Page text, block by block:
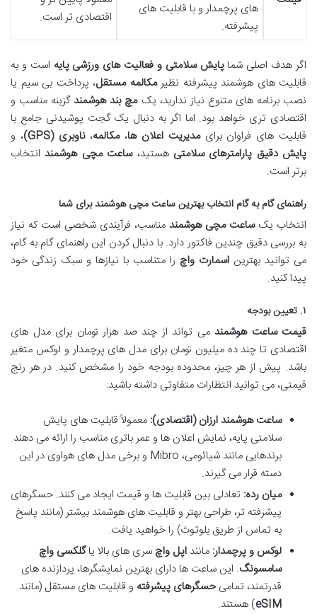
های پرچمدار و با قابلیت های
پیشرفته.
اقتصادی تر است.
اگر هدف اصلی شماپایش سلامتی و فعالیت های ورزشی پایه است و به
قابلیت های هوشمند پیشرفته نظیرمکالمه مستقل، پرداخت بی سیم یا
نصب برنامه های متنوع نیاز ندارید، یکمچ بند هوشمندگزینه مناسب و
اقتصادی تری خواهد بود. اما اگر به دنبال یک گجت پوشیدنی جامع با
قابلیت های فراوان برایمدیریت اعلان ها،مکالمه،ناوبری (GPS)
، و
پایش دقیق پارامترهای سلامتی هستید،ساعت مچی هوشمندانتخاب
برتر است.
راهنمای گام به گام انتخاب بهترین ساعت مچی هوشمند برای شما
انتخاب یکساعت مچی هوشمند مناسب، فرآیندی شخصی است که نیاز
به بررسی دقیق چندین فاکتور دارد. با دنبال کردن این راهنمای گام به گام،
می توانید بهترین اسمارت واچ را متناسب با نیازها و سبک زندگی خود
پیدا کنید.
۱. تعیین بودجه
قیمت ساعت هوشمند می تواند از چند صد هزار تومان برای مدل های
اقتصادی تا چند ده میلیون تومان برای مدل های پرچمدار و لوکس متغیر
باشد. پیش از هر چیز، محدوده بودجه خود را مشخص کنید. در هر رنج
قیمتی، می توانید انتظارات متفاوتی داشته باشید:
ساعت هوشمند ارزان (اقتصادی): معمولاً قابلیت های پایش
سلامتی پایه، نمایش اعلان ها و عمر باتری مناسب را ارائه می دهند.
برندهایی مانند شیائومی، Mibro و برخی مدل های هواوی در این
دسته قرار می گیرند.
میان رده: تعادلی بین قابلیت ها و قیمت ایجاد می کنند. حسگرهای
پیشرفته تر، طراحی بهتر و قابلیت های هوشمند بیشتر (مانند پاسخ
به تماس از طریق بلوتوث) را خواهید یافت.
لوکس و پرچمدار: ماننداپل واچ سری های بالا یاگلکسی واچ
سامسونگ. این ساعت ها دارای بهترین نمایشگرها، پردازنده های
قدرتمند، تمامیحسگرهای پیشرفته و قابلیت های مستقل (مانند
eSIM) هستند.